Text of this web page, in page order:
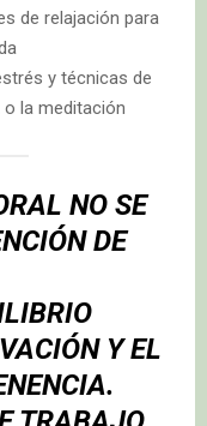
de relajación para
y técnicas de
la meditación
NO SE
DE
Y EL